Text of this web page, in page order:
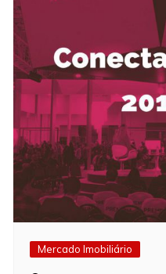
Mercado Imobiliário